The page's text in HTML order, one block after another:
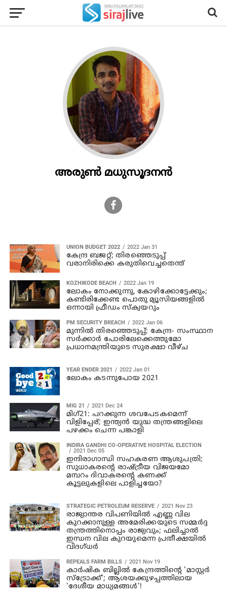
അരുണ്‍ മധുസൂദനന്‍
UNION BUDGET 2022 2022 Jan 31
കേന്ദ്ര ബജറ്റ്; തിരഞ്ഞെടുപ്പ്
വരാനിരിക്കെ കരുതിവെച്ചതെന്ത്
KOZHIKODE BEACH 2022 Jan 19
ലോകം നോക്കുന്നു, കോഴിക്കോട്ടേക്കും;
കണ്ടിരിക്കേണ്ട പൊതു മ്യൂസിയങ്ങളില്‍
ഒന്നായി ഫ്രീഡം സ്‌ക്വയറും
PM SECURITY BREACH 2022 Jan 06
മുന്നില്‍ തിരഞ്ഞെടുപ്പ്; കേന്ദ്ര- സംസ്ഥാന
സര്‍ക്കാര്‍ പോരിലേക്കെത്തുമോ
പ്രധാനമന്ത്രിയുടെ സുരക്ഷാ വീഴ്ച
YEAR ENDER 2021 2022 Jan 01
ലോകം കടന്നുപോയ 2021
MIG 21 2021 Dec 24
മിഗ്21: പറക്കുന്ന ശവപേടകമെന്ന്
വിളിപ്പേര്; ഇന്ത്യന്‍ യുദ്ധ തന്ത്രങ്ങളിലെ
പഴക്കം ചെന്ന പങ്കാളി
INDIRA GANDHI CO-OPERATIVE HOSPITAL ELECTION
2021 Dec 05
ഇന്ദിരാഗാന്ധി സഹകരണ ആശുപത്രി;
സുധാകരന്റെ രാഷ്ട്രീയ വിജയമോ
മമ്പറം ദിവാകരന്റെ കണക്ക്
കൂട്ടലുകളിലെ പാളിച്ചയോ?
STRATEGIC PETROLEUM RESERVE 2021 Nov 23
രാജ്യാന്തര വിപണിയില്‍ എണ്ണ വില
കുറക്കാനുള്ള അമേരിക്കയുടെ സമ്മര്‍ദ്ദ
തന്ത്രത്തിനൊപ്പം രാജ്യവും; ഫലിച്ചാല്‍
ഇന്ധന വില കുറയുമെന്ന പ്രതീക്ഷയില്‍
വിദഗ്ധര്‍
REPEALS FARM BILLS 2021 Nov 19
കാര്‍ഷിക ബില്ലില്‍ കേന്ദ്രത്തിന്റെ 'മാസ്റ്റര്‍
സ്‌ട്രോക്ക്'; ആശയക്കുഴപ്പത്തിലായ
'ദേശീയ മാധ്യമങ്ങള്‍'!